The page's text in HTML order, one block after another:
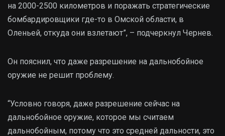
на 2000-2500 километров и поражать стратегические
бомбардировщики где-то в Омской области, в
Оленьей, откуда они взлетают”, – подчеркнул Чернев.
Он пояснил, что даже разрешение на дальнобойное
оружие не решит проблему.
“Условно говоря, даже разрешение сейчас на
дальнобойное оружие, которое мы считаем
дальнобойным, потому что это средней дальности, это